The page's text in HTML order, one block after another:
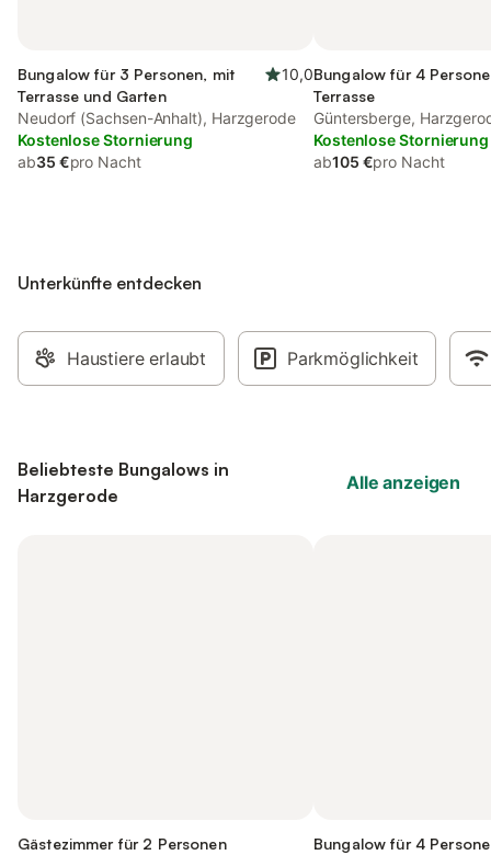
Bungalow für 3 Personen, mit
Terrasse und Garten
10,0
Neudorf (Sachsen-Anhalt), Harzgerode
Kostenlose Stornierung
ab35 €pro Nacht
Bungalow für 4
Terrasse
Güntersberge,
Kostenlose Stornierung
ab105 €pro Nacht
Unterkünfte entdecken
Haustiere erlaubt Parkmöglichkeit
Beliebteste Bungalows in
Harzgerode
Alle anzeigen
Gästezimmer für 2 Personen
Bungalow für 4